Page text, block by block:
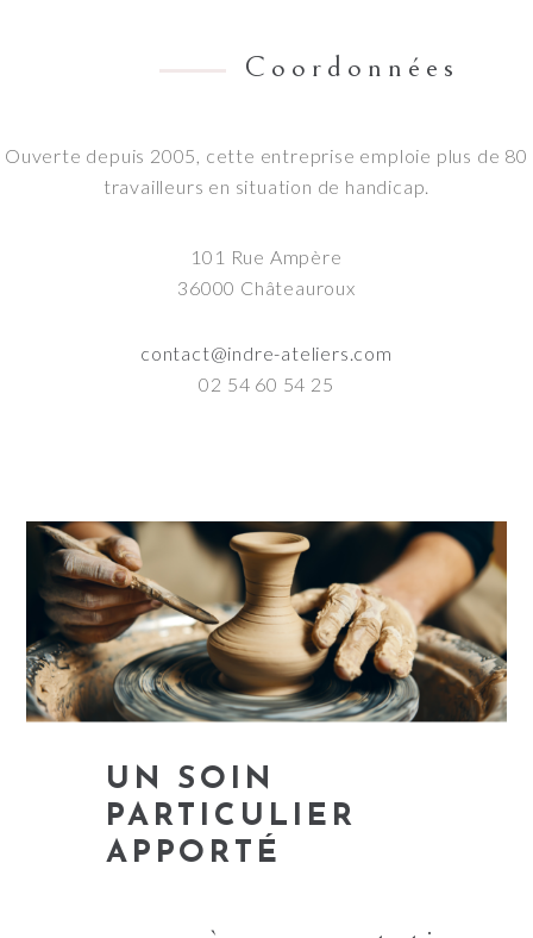
Coordonnées
Ouverte depuis 2005, cette entreprise emploie plus de 80
travailleurs en situation de handicap.
101 Rue Ampère
36000 Châteauroux
contact@indre-ateliers.com
02 54 60 54 25
UN SOIN
PARTICULIER
APPORTÉ